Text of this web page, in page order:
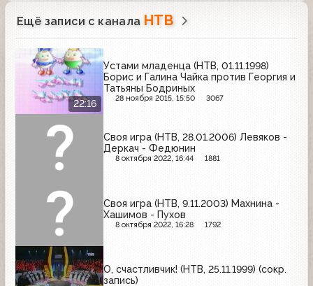
Ещё записи с канала НТВ
22:16
Устами младенца (НТВ, 01.11.1998)
Борис и Галина Чайка против Георгия и
Татьяны Бодриных
28 ноября 2015, 15:50 3067
Своя игра (НТВ, 28.01.2006) Левяков -
Деркач - Федюнин
8 октября 2022, 16:44 1881
Своя игра (НТВ, 9.11.2003) Махнина -
Хашимов - Пухов
8 октября 2022, 16:28 1792
О, счастливчик! (НТВ, 25.11.1999) (сокр.
запись)